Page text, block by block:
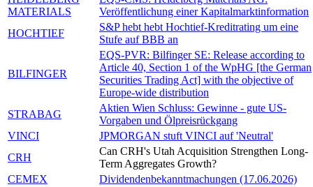
MATERIALS
Veröffentlichung einer Kapitalmarktinformation
HOCHTIEF
S&P hebt hebt Hochtief-Kreditrating um eine
Stufe auf BBB an
BILFINGER
EQS-PVR: Bilfinger SE: Release according to
Article 40, Section 1 of the WpHG [the German
Securities Trading Act] with the objective of
Europe-wide distribution
STRABAG
Aktien Wien Schluss: Gewinne - gute US-
Vorgaben und Ölpreisrückgang
VINCI
JPMORGAN stuft VINCI auf 'Neutral'
CRH
Can CRH's Utah Acquisition Strengthen Long-
Term Aggregates Growth?
CEMEX
Dividendenbekanntmachungen (17.06.2026)